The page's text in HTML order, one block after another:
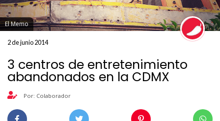
El Memo
2 de junio 2014
3 centros de entretenimiento
abandonados en la CDMX
Por: Colaborador